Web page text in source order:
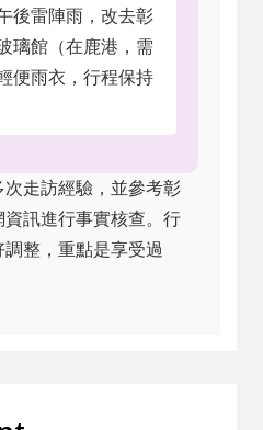
後雷陣雨，改去彰
璃館（在鹿港，需
便雨衣，行程保持
走訪經驗，並參考彰
訊進行事實核查。行
整，重點是享受過